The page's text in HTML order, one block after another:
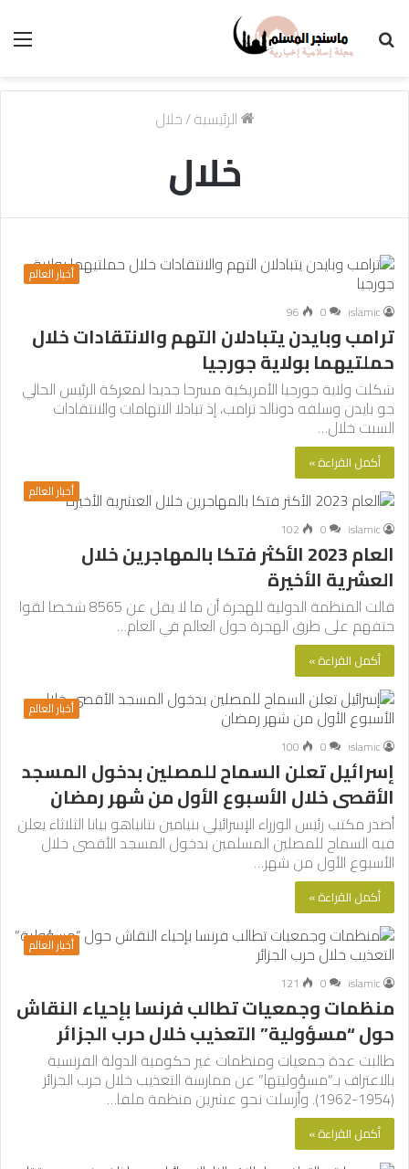
الرئيسية/خلال
خلال
أخبار العالم
islamic
0
96
ترامب وبايدن يتبادلان التهم والانتقادات خلال
حملتيهما بولاية جورجيا
شكلت ولاية جورجيا الأمريكية مسرحا جديدا لمعركة الرئيس الحالي
جو بايدن وسلفه دونالد ترامب، إذ تبادلا الاتهامات والانتقادات
السبت خلال…
أكمل القراءة »
أخبار العالم
islamic
0
102
العام 2023 الأكثر فتكا بالمهاجرين خلال
العشرية الأخيرة
قالت المنظمة الدولية للهجرة أن ما لا يقل عن 8565 شخصا لقوا
حتفهم على طرق الهجرة حول العالم في العام…
أكمل القراءة »
أخبار العالم
islamic
0
100
إسرائيل تعلن السماح للمصلين بدخول المسجد
الأقصى خلال الأسبوع الأول من شهر رمضان
أصدر مكتب رئيس الوزراء الإسرائيلي بنيامين نتانياهو بيانا الثلاثاء يعلن
فيه السماح للمصلين المسلمين بدخول المسجد الأقصى خلال
الأسبوع الأول من شهر…
أكمل القراءة »
أخبار العالم
islamic
0
121
منظمات وجمعيات تطالب فرنسا بإحياء النقاش
حول “مسؤولية” التعذيب خلال حرب الجزائر
طالبت عدة جمعيات ومنظمات غير حكومية الدولة الفرنسية
بالاعتراف بـ”مسؤوليتها” عن ممارسة التعذيب خلال حرب الجزائر
(1954-1962). وأرسلت نحو عشرين منظمة ملفا…
أكمل القراءة »